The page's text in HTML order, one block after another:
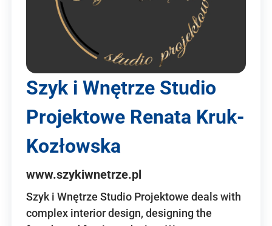
Szyk i Wnętrze Studio
Projektowe Renata Kruk-
Kozłowska
www.szykiwnetrze.pl
Szyk i Wnętrze Studio Projektowe deals with
complex interior design, designing the